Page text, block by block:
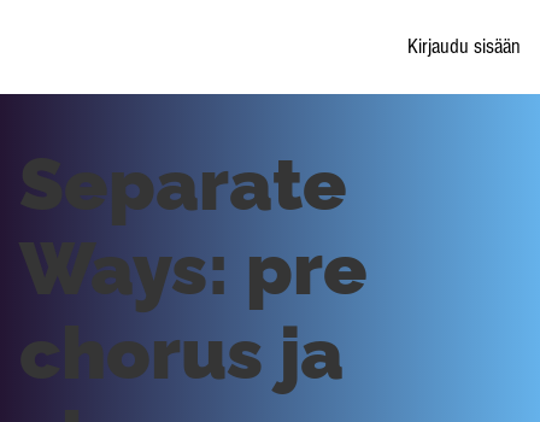
Kirjaudu sisään
Separate
Ways: pre
chorus ja